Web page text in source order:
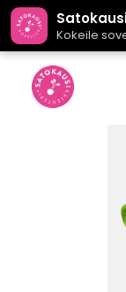
Kokeile